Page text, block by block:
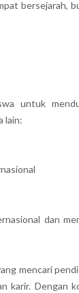
bersejarah,
untuk
lain:
dan
mencari
karir. Dengan